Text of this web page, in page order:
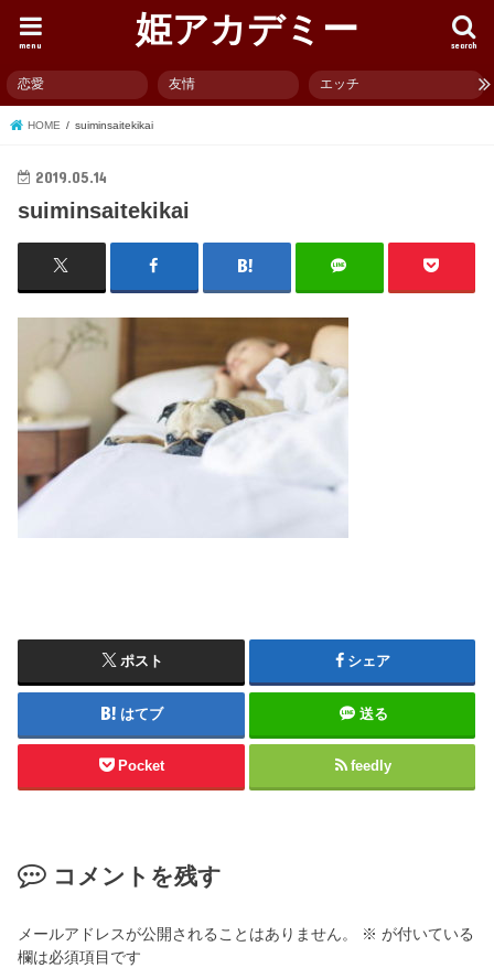
姫アカデミー search
menu
恋愛 友情 エッチ
HOME suiminsaitekikai
2019.05.14
suiminsaitekikai
ポスト シェア
はてブ 送る
Pocket feedly
コメントを残す
メールアドレスが公開されることはありません。 ※ が付いている
欄は必須項目です